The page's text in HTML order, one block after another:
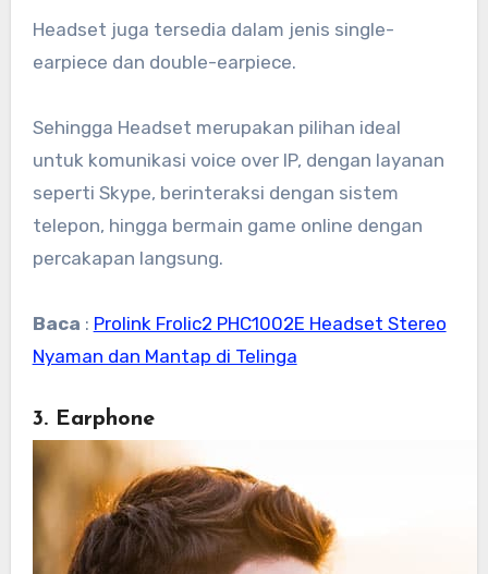
Headset juga tersedia dalam jenis single-
earpiece dan double-earpiece.
Sehingga Headset merupakan pilihan ideal
untuk komunikasi voice over IP, dengan layanan
seperti Skype, berinteraksi dengan sistem
telepon, hingga bermain game online dengan
percakapan langsung.
Baca : Prolink Frolic2 PHC1002E Headset Stereo
Nyaman dan Mantap di Telinga
3. Earphone